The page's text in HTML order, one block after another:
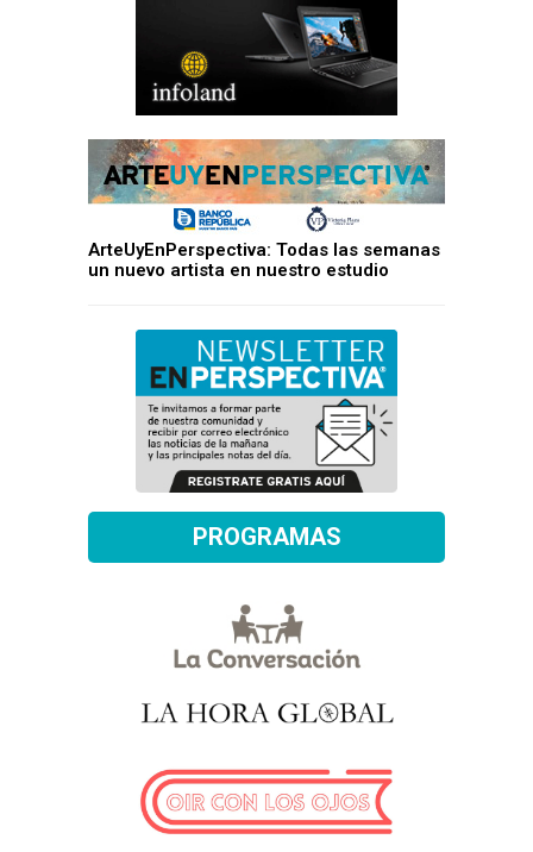
ArteUyEnPerspectiva: Todas las semanas
un nuevo artista en nuestro estudio
PROGRAMAS